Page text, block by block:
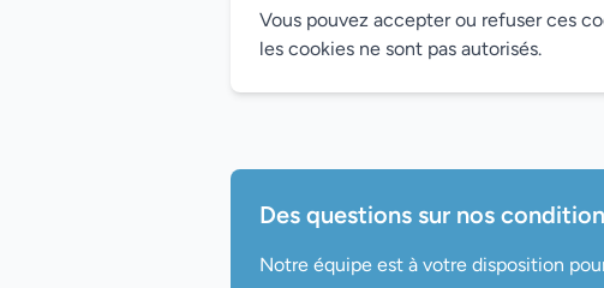
Vous pouvez accepter ou refuser ces
les cookies ne sont pas autorisés.
Des questions sur nos
Notre équipe est à votre disposition